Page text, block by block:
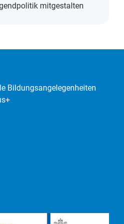
mitgestalten
Bildungsangelegenheiten